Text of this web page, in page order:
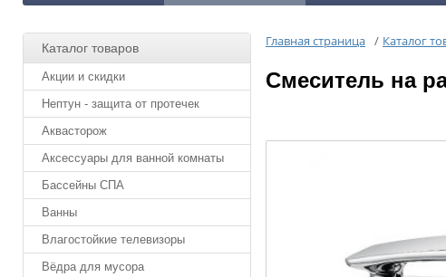
Каталог товаров
Акции и скидки
Нептун - защита от протечек
Аквасторож
Аксессуары для ванной комнаты
Бассейны СПА
Ванны
Влагостойкие телевизоры
Вёдра для мусора
Главная страница / Каталог
Cмеситель на